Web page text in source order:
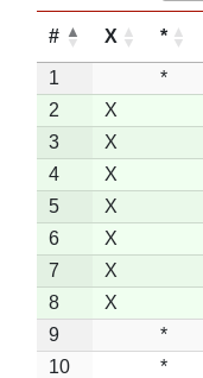
# X *
1 *
2
X
3
X
4
X
5
X
6
X
7
X
8
X
9
*
10
*